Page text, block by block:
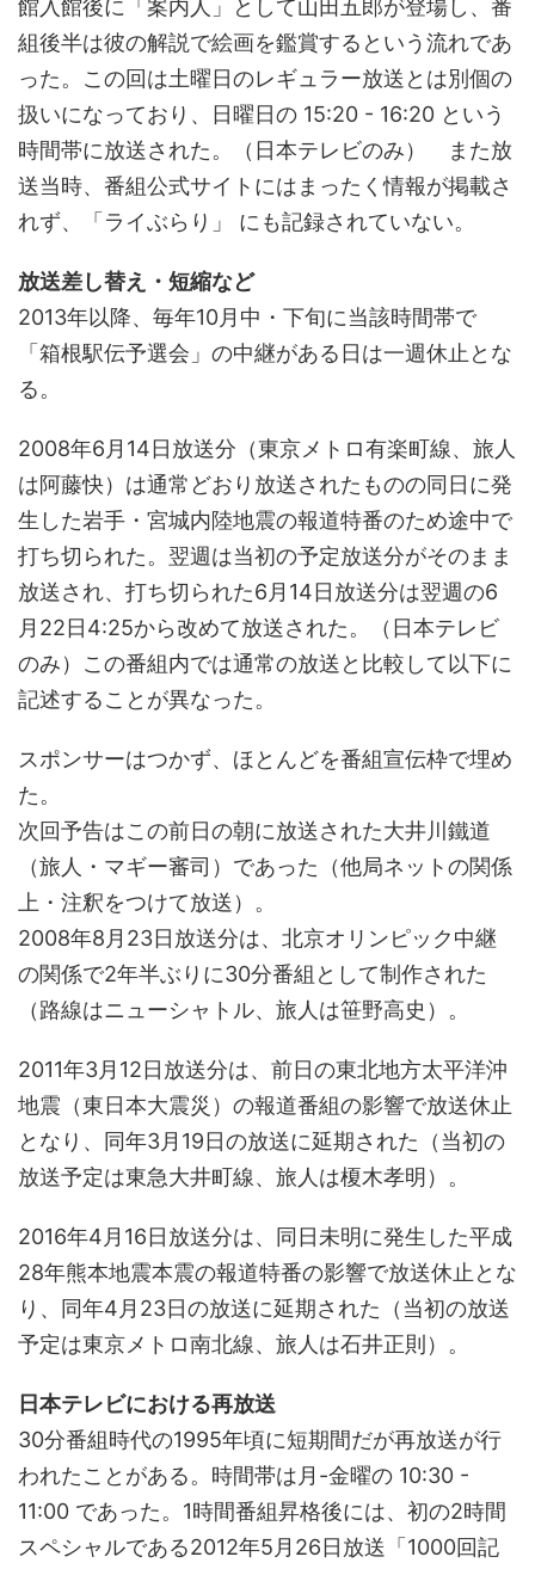
館入館後に「案内人」として山田五郎が登場し、番
組後半は彼の解説で絵画を鑑賞するという流れであ
った。この回は土曜日のレギュラー放送とは別個の
扱いになっており、日曜日の 15:20 - 16:20 という
時間帯に放送された。（日本テレビのみ） また放
送当時、番組公式サイトにはまったく情報が掲載さ
れず、「ライぶらり」 にも記録されていない。
放送差し替え・短縮など
2013年以降、毎年10月中・下旬に当該時間帯で
「箱根駅伝予選会」の中継がある日は一週休止とな
る。
2008年6月14日放送分（東京メトロ有楽町線、旅人
は阿藤快）は通常どおり放送されたものの同日に発
生した岩手・宮城内陸地震の報道特番のため途中で
打ち切られた。翌週は当初の予定放送分がそのまま
放送され、打ち切られた6月14日放送分は翌週の6
月22日4:25から改めて放送された。（日本テレビ
のみ）この番組内では通常の放送と比較して以下に
記述することが異なった。
スポンサーはつかず、ほとんどを番組宣伝枠で埋め
た。
次回予告はこの前日の朝に放送された大井川鐵道
（旅人・マギー審司）であった（他局ネットの関係
上・注釈をつけて放送）。
2008年8月23日放送分は、北京オリンピック中継
の関係で2年半ぶりに30分番組として制作された
（路線はニューシャトル、旅人は笹野高史）。
2011年3月12日放送分は、前日の東北地方太平洋沖
地震（東日本大震災）の報道番組の影響で放送休止
となり、同年3月19日の放送に延期された（当初の
放送予定は東急大井町線、旅人は榎木孝明）。
2016年4月16日放送分は、同日未明に発生した平成
28年熊本地震本震の報道特番の影響で放送休止とな
り、同年4月23日の放送に延期された（当初の放送
予定は東京メトロ南北線、旅人は石井正則）。
日本テレビにおける再放送
30分番組時代の1995年頃に短期間だが再放送が行
われたことがある。時間帯は月-金曜の 10:30 -
11:00 であった。1時間番組昇格後には、初の2時間
スペシャルである2012年5月26日放送「1000回記